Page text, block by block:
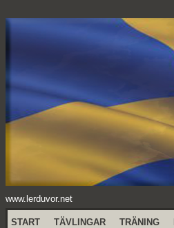
www.lerduvor.net
START TÄVLINGAR TRÄNING